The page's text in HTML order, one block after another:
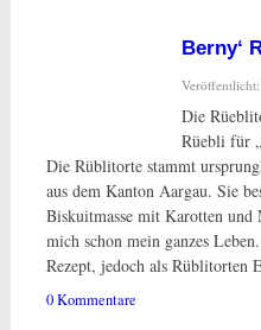
Berny‘
Die
Rüebli für
Die Rüblitorte stammt
aus dem Kanton Aargau. Sie
Biskuitmasse mit Karotten und
mich schon mein ganzes
Rezept, jedoch als
0 Kommentare